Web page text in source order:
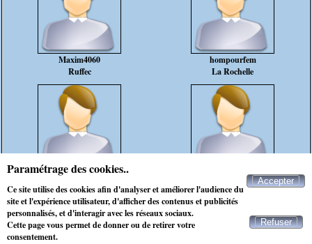
Paramétrage des cookies..
Ce site utilise des cookies afin d'analyser et améliorer l'audience du
site et l'expérience utilisateur, d'afficher des contenus et publicités
personnalisés, et d'interagir avec les réseaux sociaux.
Cette page vous permet de donner ou de retirer votre
consentement.
Accepter
Refuser
Maxim4060
Ruffec
hompourfem
La Rochelle
remy17
Semussac
simple , envie de vivre ..
Nonodu17
Saint-Georges-de-Didonne
Contacter Maxichat